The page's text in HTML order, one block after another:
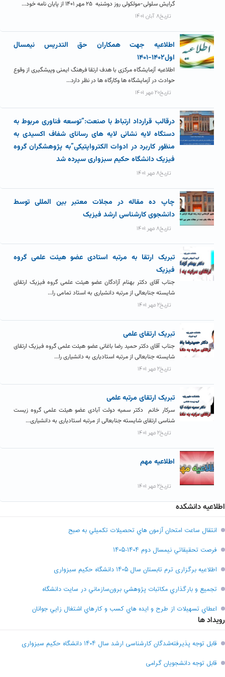
گرایش سلولی-مولکولی روز دوشنبه ۲۵ مهر ۱۴۰۱ از پایان نامه خود...
تاریخ۸ آبان ۱۴۰۱
اطلاعیه جهت همکاران حق التدریس نیمسال
اول۱۴۰۲-۱۴۰۱
اطلاعیه آزمایشگاه مرکزی با هدف ارتقا فرهنگ ایمنی وپیشگیری از وقوع
حوادث در آزمایشگاه ها وکارگاه ها در نظر دارد...
تاریخ۲۰ مهر ۱۴۰۱
درقالب قرارداد ارتباط با صنعت:”توسعه فناوری مربوط به
دستگاه لایه نشانی لایه های رسانای شفاف اکسیدی به
منظور کاربرد در ادوات الکترواپتیکی”به پژوهشگران گروه
فیزیک دانشگاه حکیم سبزواری سپرده شد
تاریخ۸ مهر ۱۴۰۱
چاپ ده مقاله در مجلات معتبر بین المللی توسط
دانشجوی کارشناسی ارشد فیزیک
تاریخ۸ مهر ۱۴۰۱
تبریک ارتقا به مرتبه استادی عضو هیئت علمی گروه
فیزیک
جناب آقای دکتر بهنام آزادگان عضو هیئت علمی گروه فیزیک ارتقای
شایسته جنابعالی از مرتبه دانشیاری به استاد تمامی را...
تاریخ۲ مهر ۱۴۰۱
تبریک ارتقای علمی
جناب آقای دکتر حمید رضا باغانی عضو هیئت علمی گروه فیزیک ارتقای
شایسته جنابعالی از مرتبه استادیاری به دانشیاری را...
تاریخ۲ مهر ۱۴۰۱
تبریک ارتقای مرتبه علمی
سرکار خانم دکتر سمیه دولت آبادی عضو هیئت علمی گروه زیست
شناسی ارتقای شایسته جنابعالی از مرتبه استادیاری به دانشیاری...
تاریخ۲ مهر ۱۴۰۱
اطلاعیه مهم
تاریخ۲ مهر ۱۴۰۱
اطلاعیه دانشکده
انتقال ساعت امتحان آزمون هاي تحصيلات تکميلي به صبح
فرصت تحقيقاتي نیمسال دوم ۱۴۰۴-۱۴۰۵
اطلاعیه برگزاری ترم تابستان سال ۱۴۰۵ دانشگاه حکیم سبزواری
تجميع و بارگذاري مکاتبات پژوهشي برون‌سازماني در سايت دانشگاه
اعطاي تسهيلات از طرح و ايده هاي کسب و کارهاي اشتغال زايي جوانان
رویداد ها
قابل توجه پذیرفته‌شدگان کارشناسی ارشد سال ۱۴۰۴ دانشگاه حکیم سبزواری
قابل توجه دانشجویان گرامی